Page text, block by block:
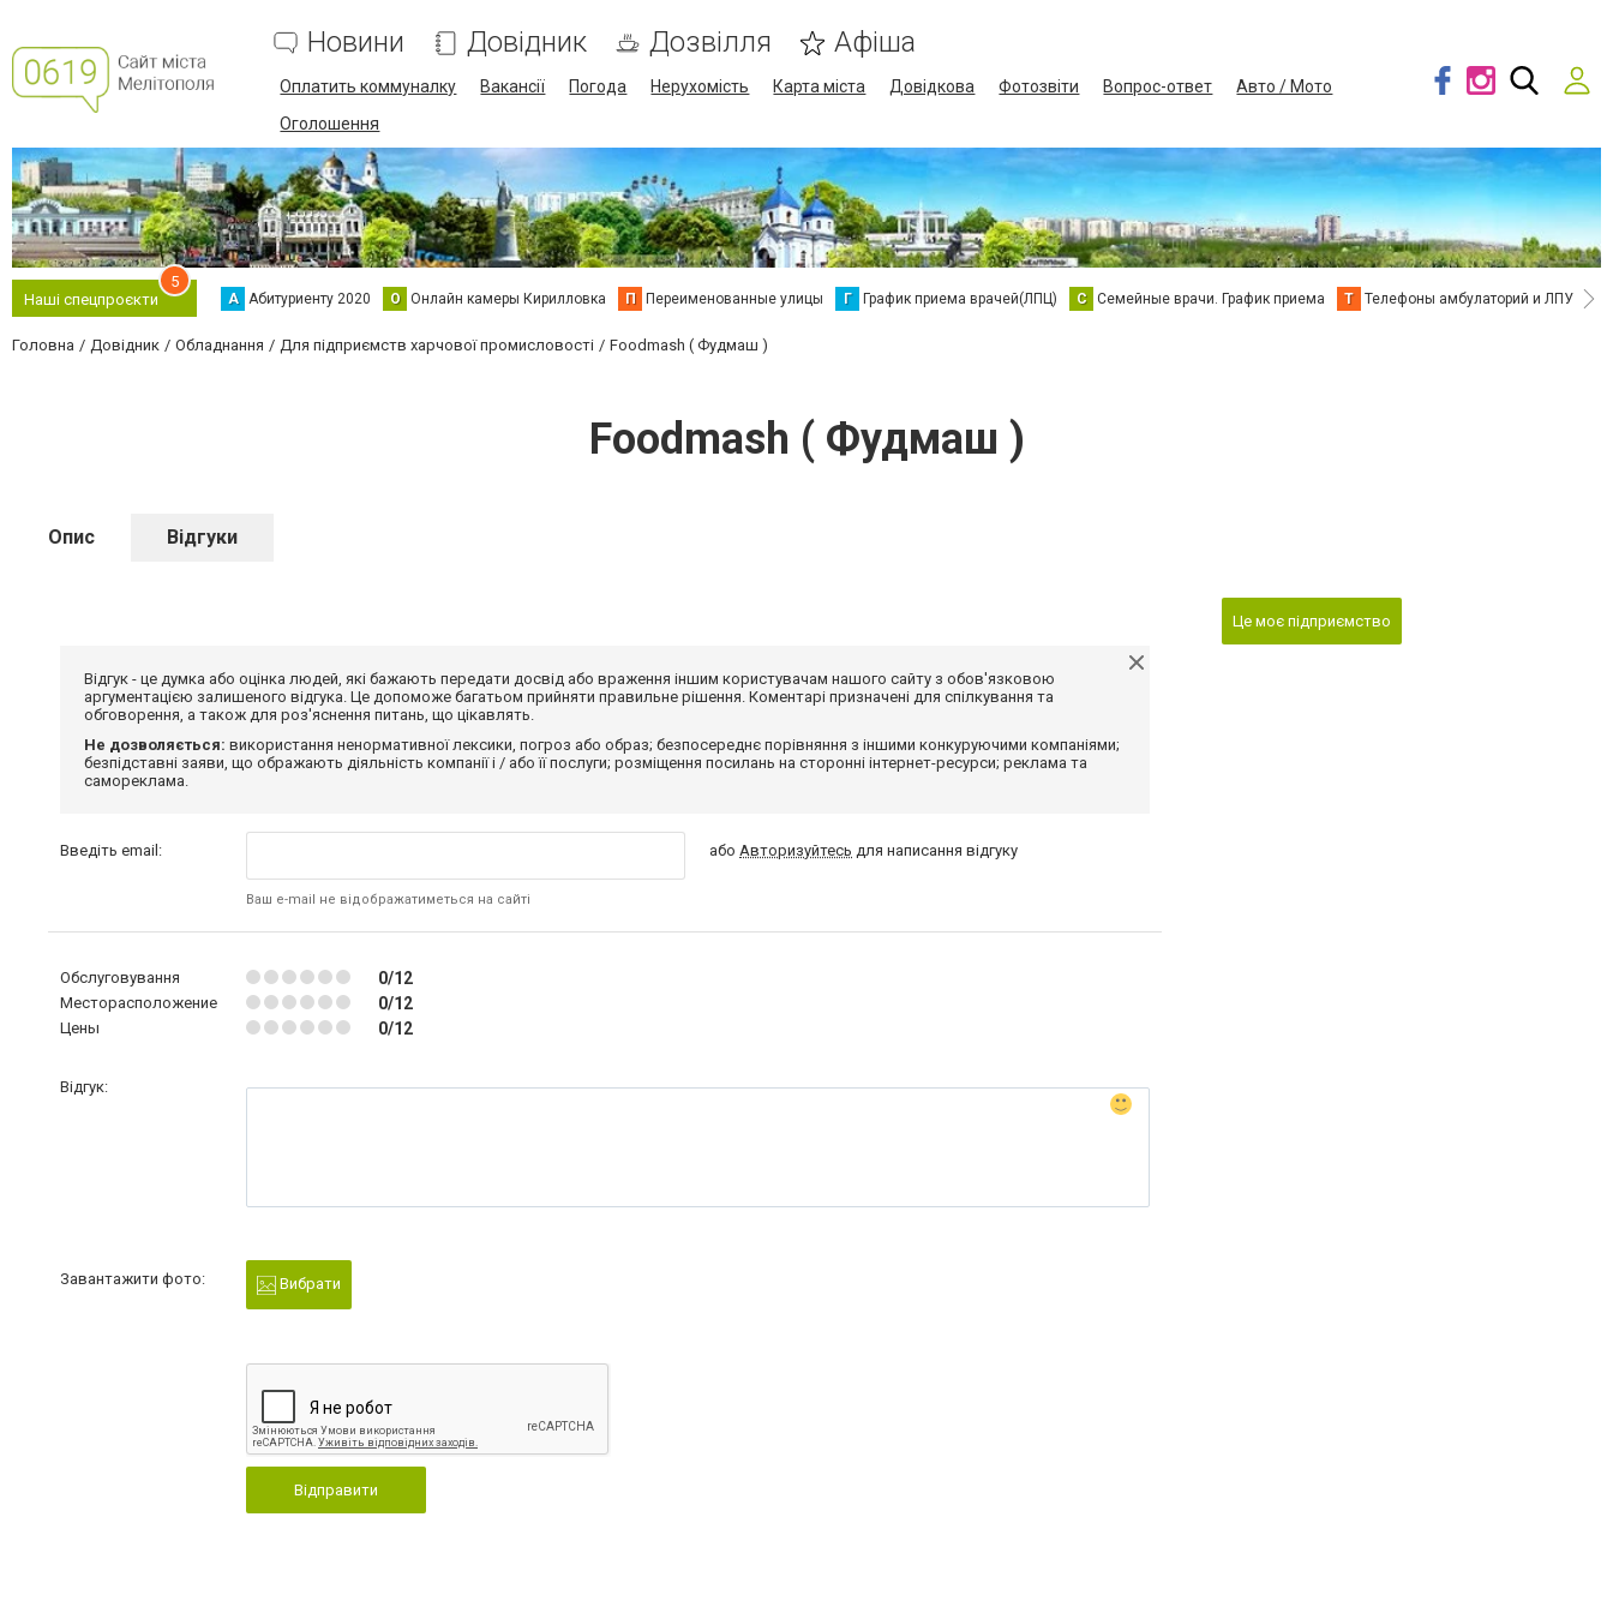
Новини Довідник Дозвілля Афіша
Оплатить коммуналку Вакансії Погода Нерухомість Карта міста Довідкова Фотозвіти Вопрос-ответ
Авто / Мото
Оголошення
Наші спецпроєкти
5
А Абитуриенту 2020 О Онлайн камеры Кирилловка П Переименованные улицы Г График приема врачей(ЛПЦ) С Семейные врачи. График приема Т Телефоны амбулаторий и ЛПУ В
Головна Довідник Обладнання Для підприємств харчової промисловості Foodmash ( Фудмаш )
Foodmash ( Фудмаш )
Опис Відгуки
Відгук - це думка або оцінка людей, які бажають передати досвід або враження іншим користувачам нашого сайту з обов'язковою
аргументацією залишеного відгука. Це допоможе багатьом прийняти правильне рішення. Коментарі призначені для спілкування та
обговорення, а також для роз'яснення питань, що цікавлять.
Не дозволяється: використання ненормативної лексики, погроз або образ; безпосереднє порівняння з іншими конкуруючими компаніями;
безпідставні заяви, що ображають діяльність компанії і / або її послуги; розміщення посилань на сторонні інтернет-ресурси; реклама та
самореклама.
Введіть email:
Ваш e-mail не відображатиметься на сайті
абоАвторизуйтесь для написання відгуку
Обслуговування 0/12
Месторасположение 0/12
Цены 0/12
Відгук:
Завантажити фото: Вибрати
Відправити
Це моє підприємство